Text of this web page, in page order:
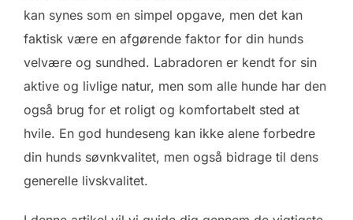
kan synes som en simpel opgave, men det kan
faktisk være en afgørende faktor for din hunds
velvære og sundhed. Labradoren er kendt for sin
aktive og livlige natur, men som alle hunde har den
også brug for et roligt og komfortabelt sted at
hvile. En god hundeseng kan ikke alene forbedre
din hunds søvnkvalitet, men også bidrage til dens
generelle livskvalitet.